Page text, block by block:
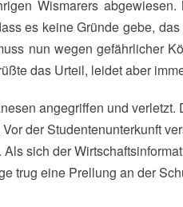
es keine Gründe gebe,
nun wegen gefährlicher
das Urteil, leidet aber
angegriffen und
der Studentenunterkunft
sich der
trug eine Prellung an der